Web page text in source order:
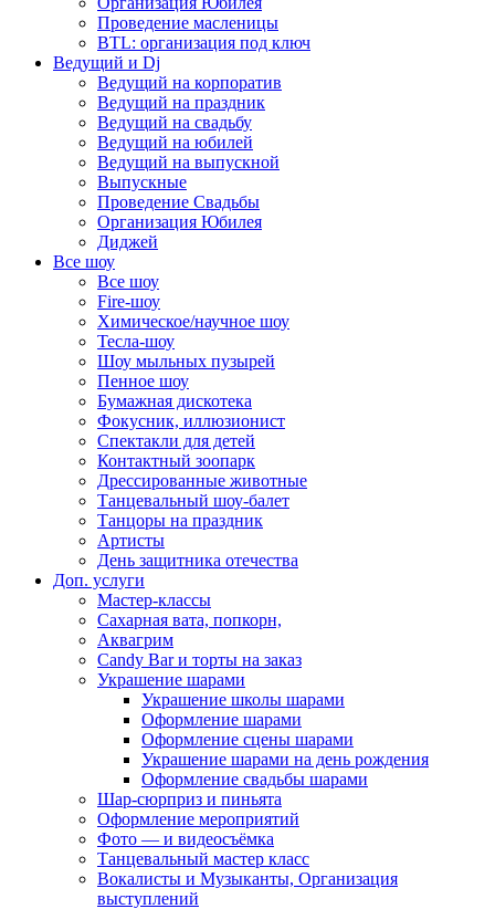
Проведение масленицы
BTL: организация под ключ
Ведущий и Dj
Ведущий на корпоратив
Ведущий на праздник
Ведущий на свадьбу
Ведущий на юбилей
Ведущий на выпускной
Выпускные
Проведение Свадьбы
Организация Юбилея
Диджей
Все шоу
Все шоу
Fire-шоу
Химическое/научное шоу
Тесла-шоу
Шоу мыльных пузырей
Пенное шоу
Бумажная дискотека
Фокусник, иллюзионист
Спектакли для детей
Контактный зоопарк
Дрессированные животные
Танцевальный шоу-балет
Танцоры на праздник
Артисты
День защитника отечества
Доп. услуги
Мастер-классы
Сахарная вата, попкорн,
Аквагрим
Candy Bar и торты на заказ
Украшение шарами
Украшение школы шарами
Оформление шарами
Оформление сцены шарами
Украшение шарами на день рождения
Оформление свадьбы шарами
Шар-сюрприз и пиньята
Оформление мероприятий
Фото — и видеосъёмка
Танцевальный мастер класс
Вокалисты и Музыканты, Организация
выступлений